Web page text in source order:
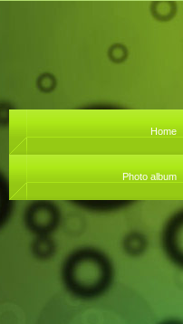
Home
Photo album